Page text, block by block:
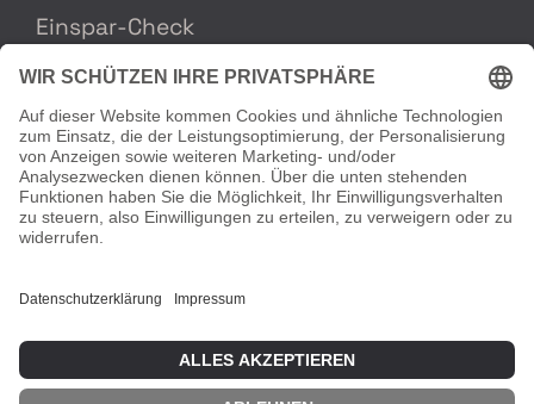
Einspar-Check
Rechtliches
Impressum
Datenschutzerklärung
Cookie-Einstellungen
Partnerschaft